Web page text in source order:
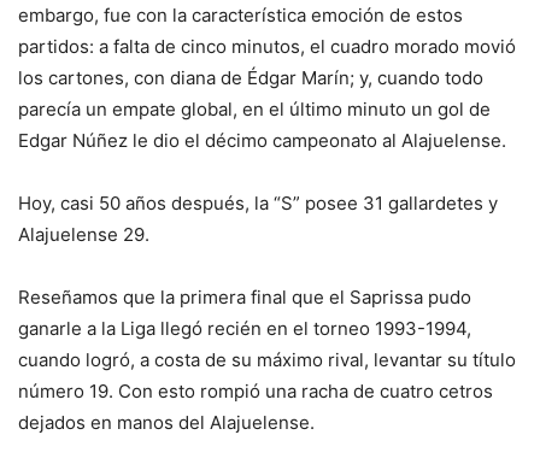
embargo, fue con la característica emoción de estos
partidos: a falta de cinco minutos, el cuadro morado movió
los cartones, con diana de Édgar Marín; y, cuando todo
parecía un empate global, en el último minuto un gol de
Edgar Núñez le dio el décimo campeonato al Alajuelense.
Hoy, casi 50 años después, la “S” posee 31 gallardetes y
Alajuelense 29.
Reseñamos que la primera final que el Saprissa pudo
ganarle a la Liga llegó recién en el torneo 1993-1994,
cuando logró, a costa de su máximo rival, levantar su título
número 19. Con esto rompió una racha de cuatro cetros
dejados en manos del Alajuelense.